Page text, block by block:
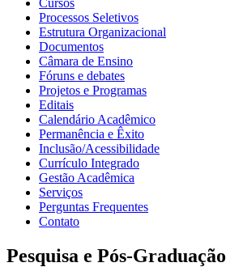
Processos Seletivos
Estrutura Organizacional
Documentos
Câmara de Ensino
Fóruns e debates
Projetos e Programas
Editais
Calendário Acadêmico
Permanência e Êxito
Inclusão/Acessibilidade
Currículo Integrado
Gestão Acadêmica
Serviços
Perguntas Frequentes
Contato
Pesquisa e Pós-Graduação